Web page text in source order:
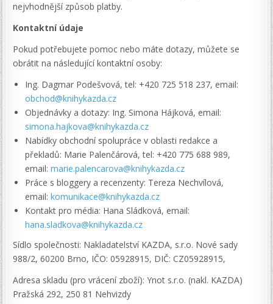
nejvhodnější způsob platby.
Kontaktní údaje
Pokud potřebujete pomoc nebo máte dotazy, můžete se
obrátit na následující kontaktní osoby:
Ing. Dagmar Podešvová, tel: +420 725 518 237, email:
obchod@knihykazda.cz
Objednávky a dotazy: Ing. Simona Hájková, email:
simona.hajkova@knihykazda.cz
Nabídky obchodní spolupráce v oblasti redakce a
překladů: Marie Palenčárová, tel: +420 775 688 989,
email:marie.palencarova@knihykazda.cz
Práce s bloggery a recenzenty: Tereza Nechvílová,
email:komunikace@knihykazda.cz
Kontakt pro média: Hana Sládková, email:
hana.sladkova@knihykazda.cz
Sídlo společnosti: Nakladatelství KAZDA, s.r.o. Nové sady
988/2, 60200 Brno, IČO: 05928915, DIČ: CZ05928915,
Adresa skladu (pro vrácení zboží): Ynot s.r.o. (nakl. KAZDA)
Pražská 292, 250 81 Nehvizdy